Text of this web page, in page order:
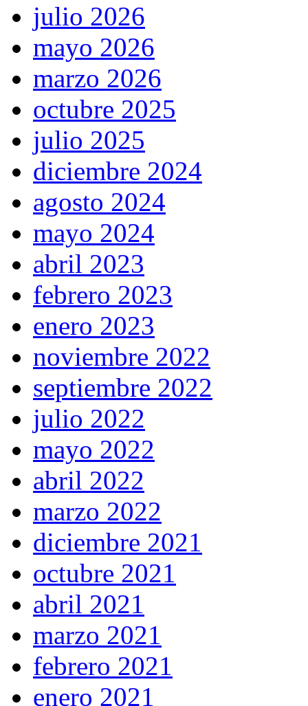
julio 2026
mayo 2026
marzo 2026
octubre 2025
julio 2025
diciembre 2024
agosto 2024
mayo 2024
abril 2023
febrero 2023
enero 2023
noviembre 2022
septiembre 2022
julio 2022
mayo 2022
abril 2022
marzo 2022
diciembre 2021
octubre 2021
abril 2021
marzo 2021
febrero 2021
enero 2021